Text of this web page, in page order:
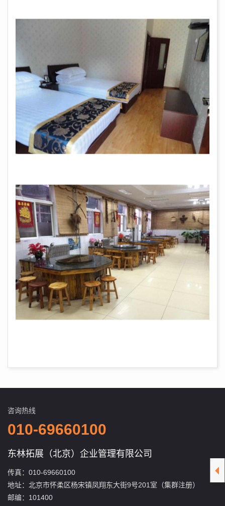
咨询热线
010-69660100
东林拓展（北京）企业管理有限公司
传真：010-69660100
地址：北京市怀柔区杨宋镇凤翔东大街9号201室（集群注册）
邮编：101400